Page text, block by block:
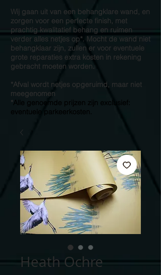
Wij gaan uit van een behangklare wand, en
zorgen voor een perfecte finish, met
prachtig kwalitatief behang en ruimen
verder alles netjes op*. Mocht de wand niet
behangklaar zijn, zullen er voor eventuele
grote reparaties extra kosten in rekening
gebracht moeten worden.
*Afval wordt netjes opgeruimd, maar niet
meegenomen
* Alle genoemde prijzen zijn exclusief:
eventuele parkeerkosten.
Heath Ochre